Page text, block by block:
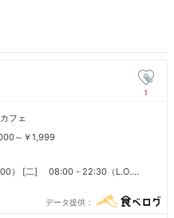
1
フェ
～￥1,999
） [二] 08:00 - 22:30（L.O.
- 22:30（L.O. 22:00） [六]
] 08:00 - 22:30（L.O. 22:00）
データ提供